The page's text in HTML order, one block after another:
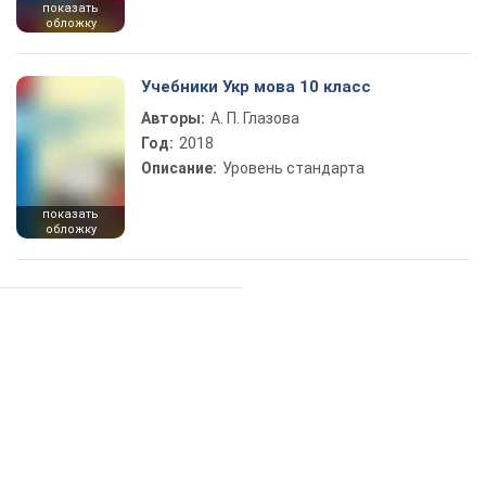
показать
обложку
показать
обложку
Учебники Укр мова 10 класс
Авторы: А. П. Глазова
Год: 2018
Описание: Уровень стандарта